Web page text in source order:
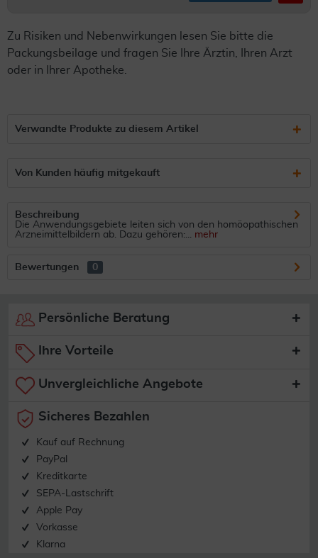
Zu Risiken und Nebenwirkungen lesen Sie bitte die
Packungsbeilage und fragen Sie Ihre Ärztin, Ihren Arzt
oder in Ihrer Apotheke.
Verwandte Produkte zu diesem Artikel
Von Kunden häufig mitgekauft
Beschreibung
Die Anwendungsgebiete leiten sich von den homöopathischen
Arzneimittelbildern ab. Dazu gehören:... mehr
Bewertungen 0
Persönliche Beratung
Ihre Vorteile
Unvergleichliche Angebote
Sicheres Bezahlen
Kauf auf Rechnung
PayPal
Kreditkarte
SEPA-Lastschrift
Apple Pay
Vorkasse
Klarna